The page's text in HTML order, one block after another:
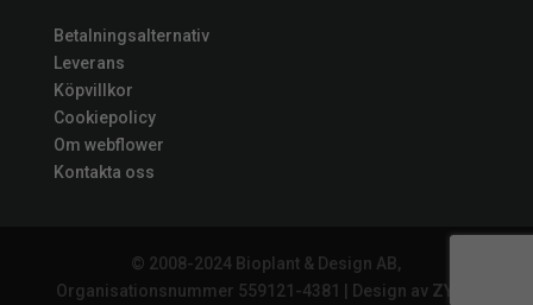
Betalningsalternativ
Leverans
Köpvillkor
Cookiepolicy
Om webflower
Kontakta oss
© 2008-2024 Bioplant & Design AB,
Organisationsnummer 559121-4381 | Design av ZYNQ